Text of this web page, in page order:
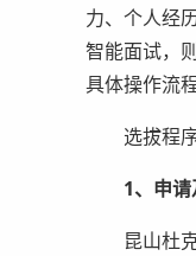
力、个人经
智能面试，
具体操作流
选拔程
1、申
昆山杜克